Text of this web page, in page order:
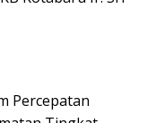
Percepatan